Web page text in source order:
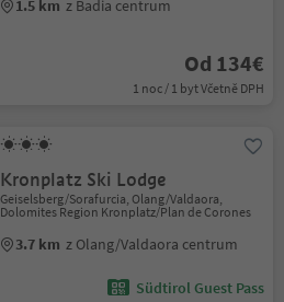
1.5 km z Badia centrum
Od 134€
1 noc / 1 byt Včetně DPH
Kronplatz Ski Lodge
Geiselsberg/Sorafurcia, Olang/Valdaora,
Dolomites Region Kronplatz/Plan de Corones
3.7 km z Olang/Valdaora centrum
Südtirol Guest Pass